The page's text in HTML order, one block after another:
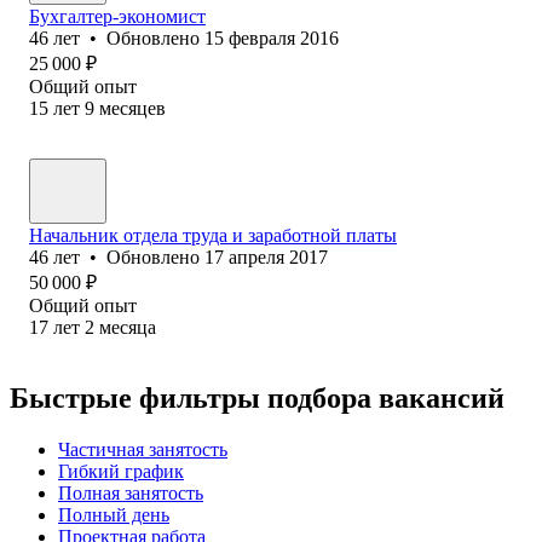
Бухгалтер-экономист
46 лет • Обновлено 15 февраля 2016
25 000 ₽
Общий опыт
15 лет 9 месяцев
Начальник отдела труда и заработной платы
46 лет • Обновлено 17 апреля 2017
50 000 ₽
Общий опыт
17 лет 2 месяца
Быстрые фильтры подбора вакансий
Частичная занятость
Гибкий график
Полная занятость
Полный день
Проектная работа